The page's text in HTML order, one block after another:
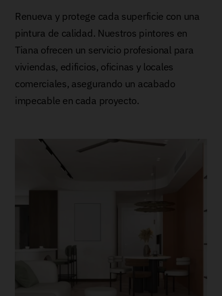
Renueva y protege cada superficie con una
pintura de calidad. Nuestros pintores en
Tiana ofrecen un servicio profesional para
viviendas, edificios, oficinas y locales
comerciales, asegurando un acabado
impecable en cada proyecto.